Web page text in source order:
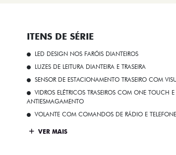
ITENS DE SÉRIE
LED DESIGN NOS FARÓIS DIANTEIROS
LUZES DE LEITURA DIANTEIRA E TRASEIRA
SENSOR DE ESTACIONAMENTO TRASEIRO COM
VIDROS ELÉTRICOS TRASEIROS COM ONE TOUCH E
ANTIESMAGAMENTO
VOLANTE COM COMANDOS DE RÁDIO E TELEFONE
VER MAIS